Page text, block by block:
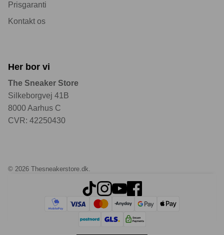
Prisgaranti
Kontakt os
Her bor vi
The Sneaker Store
Silkeborgvej 41B
8000 Aarhus C
CVR: 42250430
© 2026 Thesneakerstore.dk.